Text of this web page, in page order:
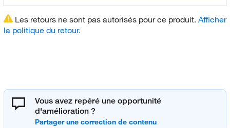
Les retours ne sont pas autorisés pour ce produit. Afficher
la politique du retour.
Vous avez repéré une opportunité
d'amélioration ?